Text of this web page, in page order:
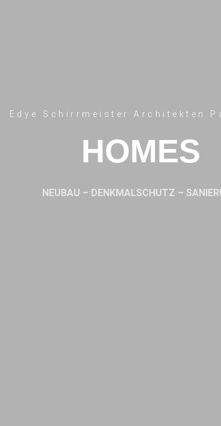
Edye Schirrmeister Architekten
HOMES
NEUBAU – DENKMALSCHUTZ –